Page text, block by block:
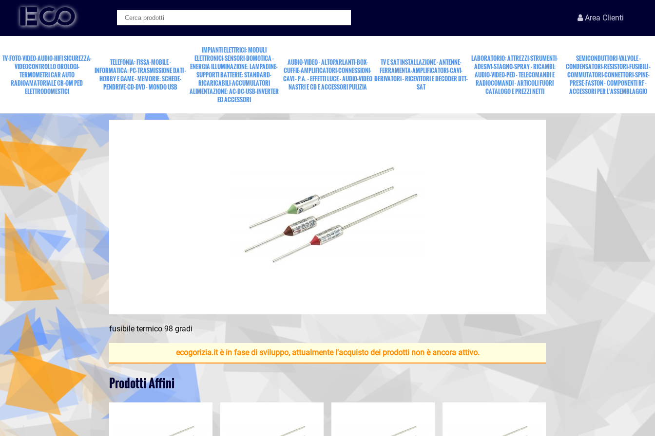
Area Clienti
TV-FOTO-VIDEO-AUDIO-HIFI SICUREZZA-
VIDEOCONTROLLO OROLOGI-
TERMOMETRI CAR AUTO
RADIOAMATORIALE CB-OM PED
ELETTRODOMESTICI
TELEFONIA: FISSA-MOBILE -
INFORMATICA: PC-TRASMISSIONE DATI -
HOBBY E GAME - MEMORIE: SCHEDE-
PENDRIVE-CD-DVD - MONDO USB
IMPIANTI ELETTRICI: MODULI
ELETTRONICI-SENSORI-DOMOTICA -
ENERGIA ILLUMINAZIONE: LAMPADINE-
SUPPORTI BATTERIE: STANDARD-
RICARICABILI-ACCUMULATORI
ALIMENTAZIONE: AC-DC-USB-INVERTER
ED ACCESSORI
AUDIO-VIDEO - ALTOPARLANTI-BOX-
CUFFIE-AMPLIFICATORI-CONNESSIONI-
CAVI - P.A. - EFFETTI LUCE - AUDIO-VIDEO
NASTRI E CD E ACCESSORI PULIZIA
TV E SAT INSTALLAZIONE - ANTENNE-
FERRAMENTA-AMPLIFICATORI-CAVI-
DERIVATORI - RICEVITORI E DECODER DTT-
SAT
LABORATORIO: ATTREZZI-STRUMENTI-
ADESIVI-STAGNO-SPRAY - RICAMBI:
AUDIO-VIDEO-PED - TELECOMANDI E
RADIOCOMANDI - ARTICOLI FUORI
CATALOGO E PREZZI NETTI
SEMICONDUTTORI-VALVOLE -
CONDENSATORI-RESISTORI-FUSIBILI -
COMMUTATORI-CONNETTORI-SPINE-
PRESE-FASTON - COMPONENTI RF -
ACCESSORI PER L'ASSEMBLAGGIO
fusibile termico 98 gradi
fusibile termico 98 gradi
ecogorizia.it è in fase di sviluppo, attualmente l'acquisto dei prodotti non è ancora attivo.
Prodotti Affini